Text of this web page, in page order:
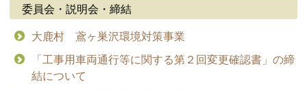
委員会・説明会・締結
大鹿村 鳶ヶ巣沢環境対策事業
「工事用車両通行等に関する第２回変更確認書」の締
結について